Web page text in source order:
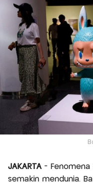
JAKARTA- Fenomena
semakin mendunia.